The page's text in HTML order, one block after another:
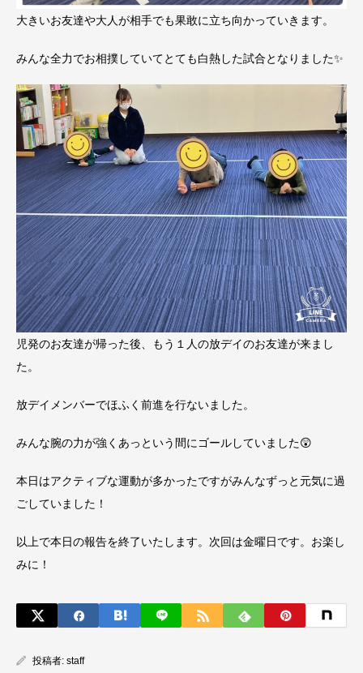
大きいお友達や大人が相手でも果敢に立ち向かっていきます。
みんな全力でお相撲していてとても白熱した試合となりました✨
児発のお友達が帰った後、もう１人の放デイのお友達が来まし
た。
放デイメンバーでほふく前進を行ないました。
みんな腕の力が強くあっという間にゴールしていました😲
本日はアクティブな運動が多かったですがみんなずっと元気に過
ごしていました！
以上で本日の報告を終了いたします。次回は金曜日です。お楽し
みに！
投稿者: staff